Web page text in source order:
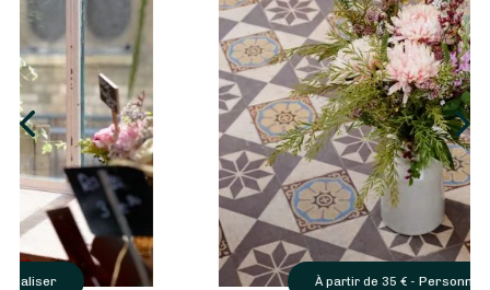
À partir de € -Personnaliser